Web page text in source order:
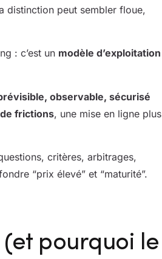
distinction peut sembler floue,
: c’est un modèle d’exploitation
observable, sécurisé
frictions, une mise en ligne plus
critères, arbitrages,
“prix élevé” et “maturité”.
pourquoi le